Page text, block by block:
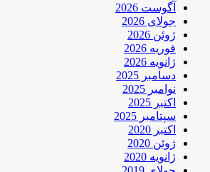
آگوست 2026
جولای 2026
ژوئن 2026
فوریه 2026
ژانویه 2026
دسامبر 2025
نوامبر 2025
اکتبر 2025
سپتامبر 2025
اکتبر 2020
ژوئن 2020
ژانویه 2020